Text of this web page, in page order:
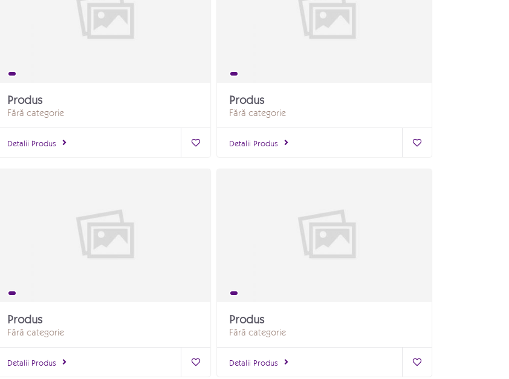
Produs
Fără categorie
Detalii Produs
Produs
Fără categorie
Detalii Produs
Produs
Fără categorie
Detalii Produs
Produs
Fără categorie
Detalii Produs